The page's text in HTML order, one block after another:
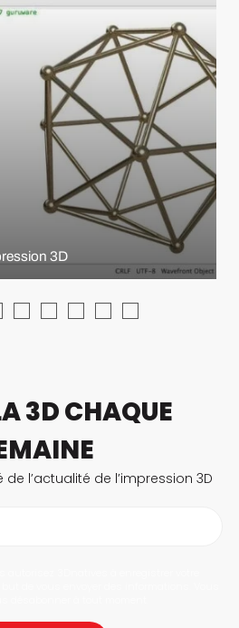
3D
3D CHAQUE
l’actualité de l’impression 3D